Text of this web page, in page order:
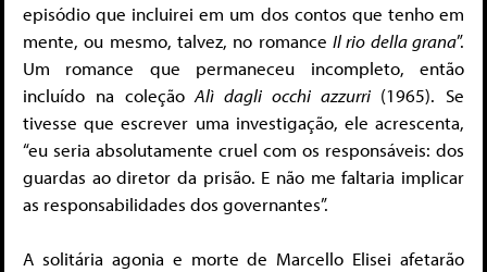
episódio que incluirei em um dos contos que tenho em
mente, ou mesmo, talvez, no romance Il rio della grana”.
Um romance que permaneceu incompleto, então
incluído na coleçãoAlì dagli occhi azzurri(1965). Se
tivesse que escrever uma investigação, ele acrescenta,
“eu seria absolutamente cruel com os responsáveis: dos
guardas ao diretor da prisão. E não me faltaria implicar
as responsabilidades dos governantes”.
A solitária agonia e morte de Marcello Elisei afetarão